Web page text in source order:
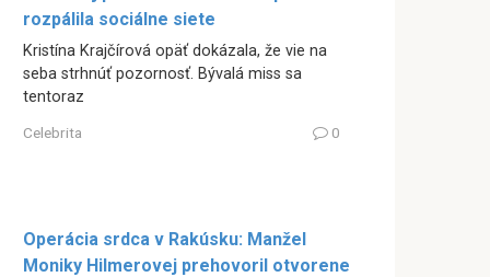
rozpálila sociálne siete
Kristína Krajčírová opäť dokázala, že vie na
seba strhnúť pozornosť. Bývalá miss sa
tentoraz
Celebrita 0
Operácia srdca v Rakúsku: Manžel
Moniky Hilmerovej prehovoril otvorene